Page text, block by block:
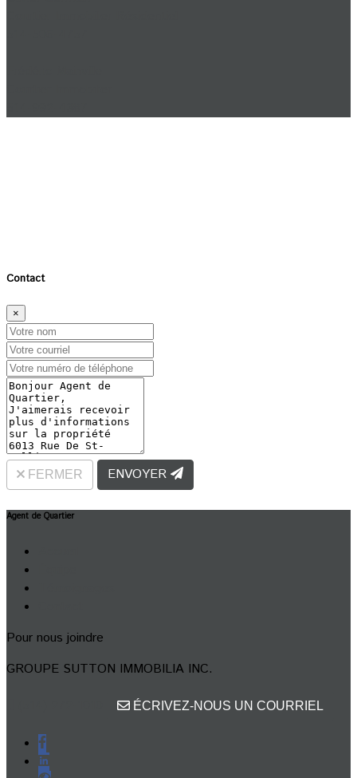
Contact
×
FERMER ENVOYER
Agent de Quartier
Pour nous joindre
GROUPE SUTTON IMMOBILIA INC.
ÉCRIVEZ-NOUS UN COURRIEL